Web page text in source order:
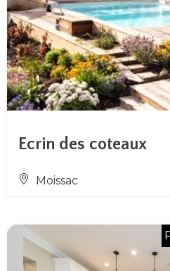
Ecrin des coteaux
Moissac